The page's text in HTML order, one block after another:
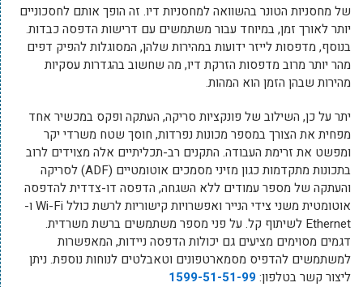
של מחסניות הטונר בהשוואה למחסניות דיו. זה הופך אותם לחסכוניים
יותר לאורך זמן, במיוחד עבור משתמשים עם דרישות הדפסה כבדות.
בנוסף, מדפסות לייזר ידועות במהירות שלהן, המסוגלות להפיק דפים
מהר יותר מרוב מדפסות הזרקת דיו, מה שחשוב בהגדרות עסקיות
מהירות שבהן הזמן הוא המהות.
יתר על כן, השילוב של פונקציות סריקה, העתקה ופקס במכשיר אחד
מפחית את הצורך במספר מכונות נפרדות, חוסך שטח משרדי יקר
ומפשט את זרימת העבודה. התקנים רב-תכליתיים אלה מצוידים לרוב
בתכונות מתקדמות כגון מזיני מסמכים אוטומטיים (ADF) לסריקה
והעתקה של מספר עמודים ללא השגחה, הדפסה דו-צדדית להדפסה
אוטומטית משני צידי הנייר ואפשרויות קישוריות לרשת כולל Wi-Fi ו-
Ethernet לשיתוף קל. על פני מספר משתמשים ברשת משרדית.
דגמים מסוימים מציעים גם יכולות הדפסה ניידות, המאפשרות
למשתמשים להדפיס מסמארטפונים וטאבלטים לנוחות נוספת. ניתן
ליצור קשר בטלפון:1599-51-51-99